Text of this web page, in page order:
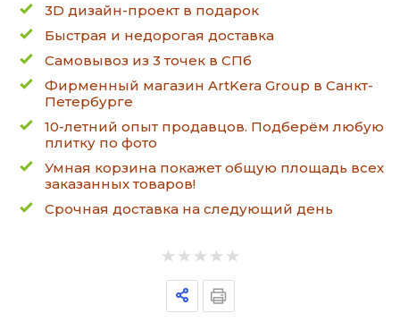
3D дизайн-проект в подарок
Быстрая и недорогая доставка
Самовывоз из 3 точек в СПб
Фирменный магазин ArtKera Group в Санкт-
Петербурге
10-летний опыт продавцов. Подберём любую
плитку по фото
Умная корзина покажет общую площадь всех
заказанных товаров!
Срочная доставка на следующий день